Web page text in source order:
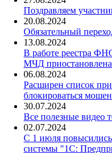
Поздравляем
20.08.2024
Обязательный
13.08.2024
В ра­боте реес­тра
МЧД приостановлена
06.08.2024
Расширен список
блокироваться
30.07.2024
Все полезные видео
02.07.2024
С 1 июля
системы "1С: